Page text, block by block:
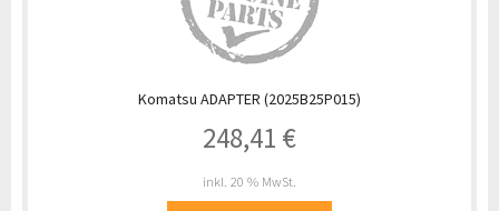
Komatsu ADAPTER (2025B25P015)
248,41 €
inkl. 20 % MwSt.